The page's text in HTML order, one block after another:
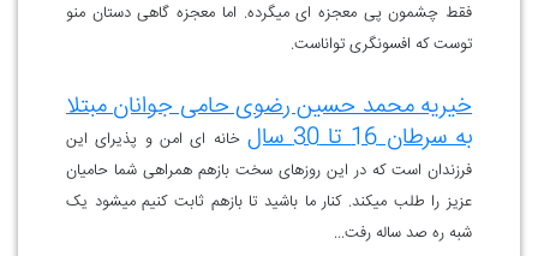
فقط چشمون پی معجزه ای میگرده. اما معجزه گاهی دستان منو
توست که افسونگری تواناست.
خیریه محمد حسین رضوی حامی جوانان مبتلا
به سرطان 16 تا 30 سال
خانه ای امن و پذیرای این
فرزندان است که در این روزهای سخت بازهم همراهی شما حامیان
عزیز را طلب میکند. کنار ما باشید تا بازهم ثابت کنیم میشود یک
شبه ره صد ساله رفت...